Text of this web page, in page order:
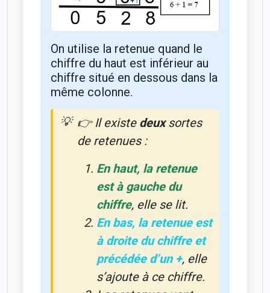
On utilise la retenue quand le
chiffre du haut est inférieur au
chiffre situé en dessous dans la
même colonne.
👉 Il existe deuxsortes
de retenues :
En haut, la retenue
est à gauche du
chiffre, elle se lit.
En bas, la retenue est
à droite du chiffre et
précédée d’un +, elle
s’ajoute à ce chiffre.